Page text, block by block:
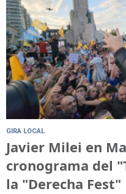
GIRA LOCAL
Javier Milei en
cronograma del
la "Derecha Fest"